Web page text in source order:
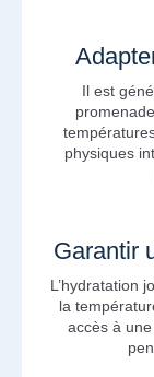
Il est
physiques
Garantir
L’hydratation
la
accès à